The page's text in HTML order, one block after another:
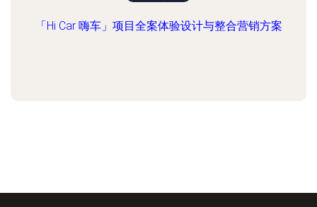
「Hi Car 嗨车」项目全案体验设计与整合营销方案